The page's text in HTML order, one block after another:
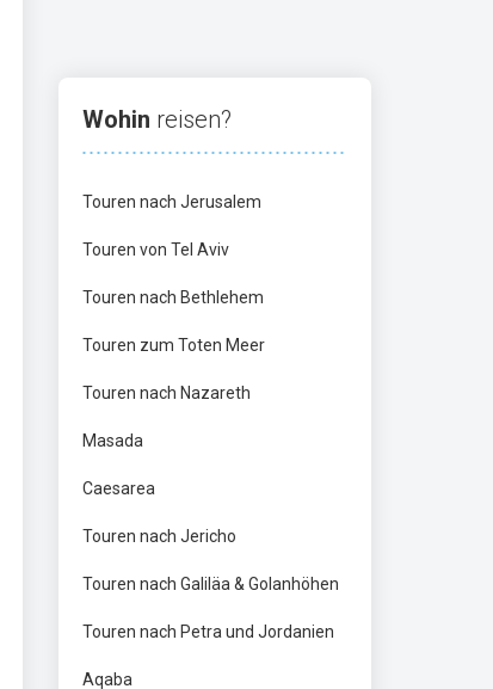
Wohin reisen?
Touren nach Jerusalem
Touren von Tel Aviv
Touren nach Bethlehem
Touren zum Toten Meer
Touren nach Nazareth
Masada
Caesarea
Touren nach Jericho
Touren nach Galiläa & Golanhöhen
Touren nach Petra und Jordanien
Aqaba